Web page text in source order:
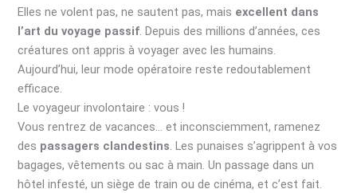
Elles ne volent pas, ne sautent pas, mais excellent dans
l’art du voyage passif. Depuis des millions d’années, ces
créatures ont appris à voyager avec les humains.
Aujourd’hui, leur mode opératoire reste redoutablement
efficace.
Le voyageur involontaire : vous !
Vous rentrez de vacances… et inconsciemment, ramenez
des passagers clandestins. Les punaises s’agrippent à vos
bagages, vêtements ou sac à main. Un passage dans un
hôtel infesté, un siège de train ou de cinéma, et c’est fait.